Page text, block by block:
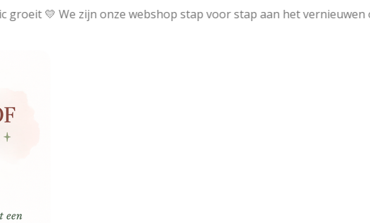
groeit 💛 We zijn onze webshop stap voor stap aan het